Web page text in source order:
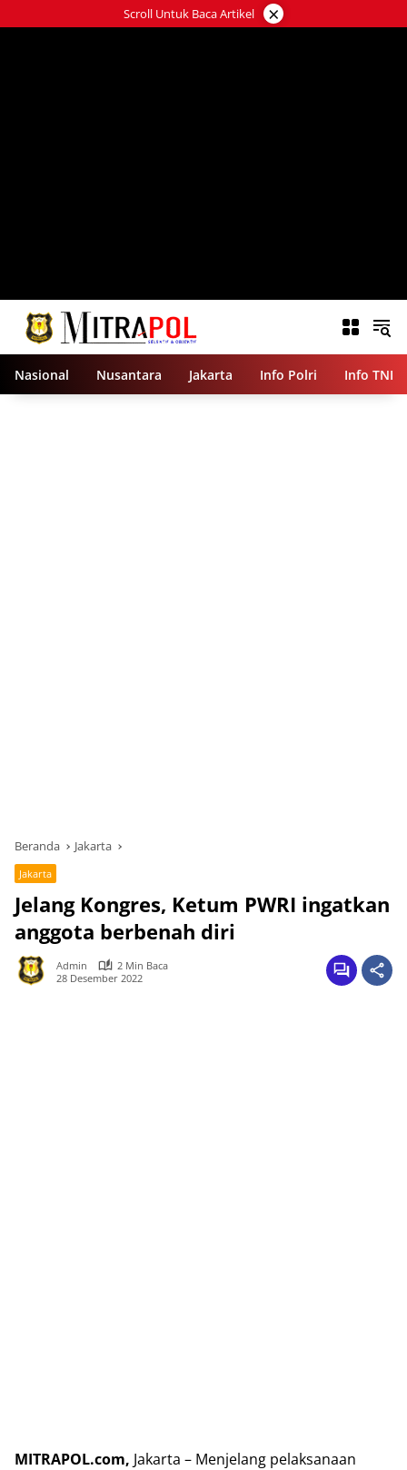
ke
Scroll Untuk Baca Artikel ×
Nasional Nusantara Jakarta Info Polri Info TNI
Beranda Jakarta
Jakarta
Jelang Kongres, Ketum PWRI ingatkan
anggota berbenah diri
Admin
2 Min Baca
28 Desember 2022
MITRAPOL.com, Jakarta – Menjelang pelaksanaan